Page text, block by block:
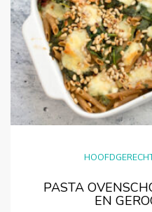
PASTA
EN